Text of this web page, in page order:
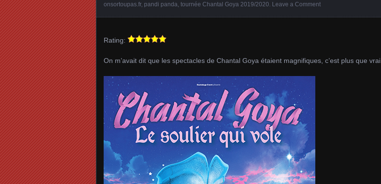
onsortoupas.fr, pandi panda tournée Chantal Goya 2019/2020 Leave a Comment
Rating:
On m’avait dit que les spectacles de Chantal Goya étaient magnifiques, c’est plus que vrai.